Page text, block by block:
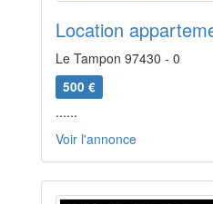
Location
Le Tampon 97430 - 0
500 €
......
Voir l'annonce